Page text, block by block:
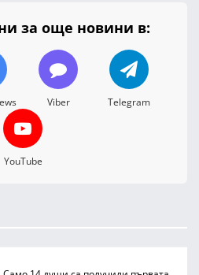
за още новини в:
Viber Telegram
YouTube